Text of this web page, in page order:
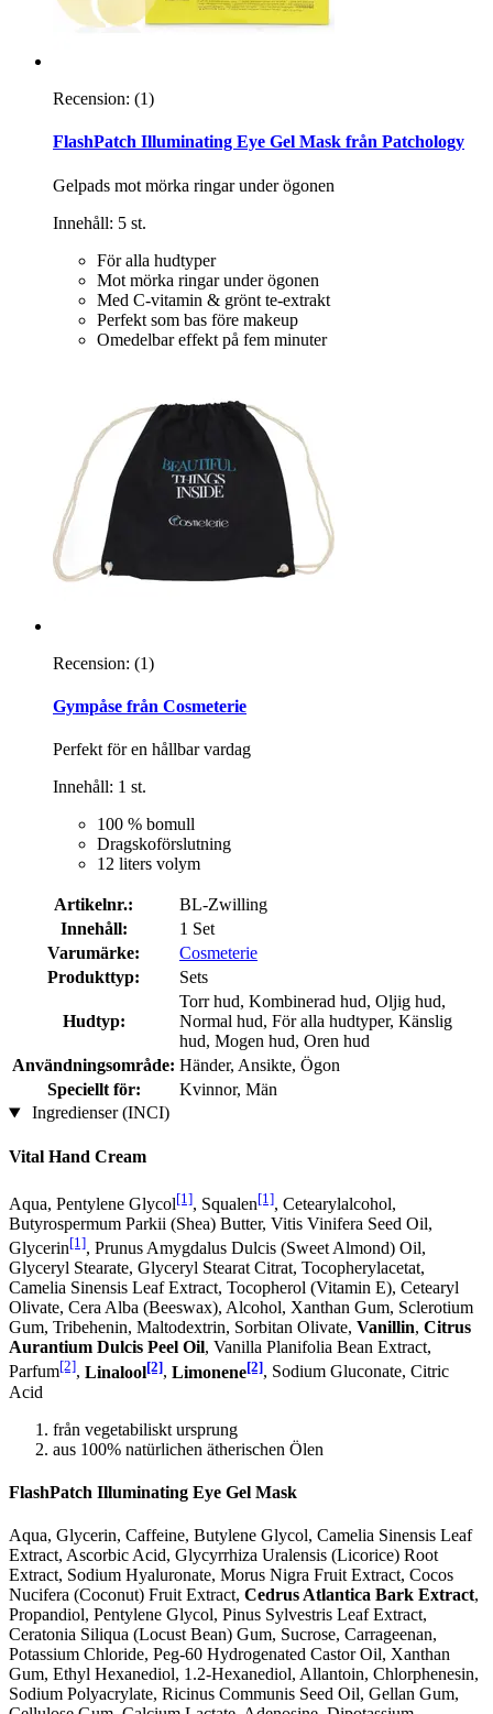
Recension: (1)
FlashPatch Illuminating Eye Gel Mask från Patchology
Gelpads mot mörka ringar under ögonen
Innehåll: 5 st.
För alla hudtyper
Mot mörka ringar under ögonen
Med C-vitamin & grönt te-extrakt
Perfekt som bas före makeup
Omedelbar effekt på fem minuter
Recension: (1)
Gympåse från Cosmeterie
Perfekt för en hållbar vardag
Innehåll: 1 st.
100 % bomull
Dragskoförslutning
12 liters volym
Artikelnr.:
BL-Zwilling
Innehåll:
1 Set
Varumärke:
Cosmeterie
Produkttyp:
Sets
Hudtyp:
Torr hud, Kombinerad hud, Oljig hud,
Normal hud, För alla hudtyper, Känslig
hud, Mogen hud, Oren hud
Användningsområde: Händer, Ansikte, Ögon
Speciellt för:
Kvinnor, Män
Ingredienser (INCI)
Vital Hand Cream
Aqua, Pentylene Glycol[1], Squalen[1], Cetearylalcohol,
Butyrospermum Parkii (Shea) Butter, Vitis Vinifera Seed Oil,
Glycerin[1], Prunus Amygdalus Dulcis (Sweet Almond) Oil,
Glyceryl Stearate, Glyceryl Stearat Citrat, Tocopherylacetat,
Camelia Sinensis Leaf Extract, Tocopherol (Vitamin E), Cetearyl
Olivate, Cera Alba (Beeswax), Alcohol, Xanthan Gum, Sclerotium
Gum, Tribehenin, Maltodextrin, Sorbitan Olivate, Vanillin, Citrus
Aurantium Dulcis Peel Oil, Vanilla Planifolia Bean Extract,
Parfum[2], Linalool[2], Limonene[2], Sodium Gluconate, Citric
Acid
från vegetabiliskt ursprung
aus 100% natürlichen ätherischen Ölen
FlashPatch Illuminating Eye Gel Mask
Aqua, Glycerin, Caffeine, Butylene Glycol, Camelia Sinensis Leaf
Extract, Ascorbic Acid, Glycyrrhiza Uralensis (Licorice) Root
Extract, Sodium Hyaluronate, Morus Nigra Fruit Extract, Cocos
Nucifera (Coconut) Fruit Extract, Cedrus Atlantica Bark Extract,
Propandiol, Pentylene Glycol, Pinus Sylvestris Leaf Extract,
Ceratonia Siliqua (Locust Bean) Gum, Sucrose, Carrageenan,
Potassium Chloride, Peg-60 Hydrogenated Castor Oil, Xanthan
Gum, Ethyl Hexanediol, 1.2-Hexanediol, Allantoin, Chlorphenesin,
Sodium Polyacrylate, Ricinus Communis Seed Oil, Gellan Gum,